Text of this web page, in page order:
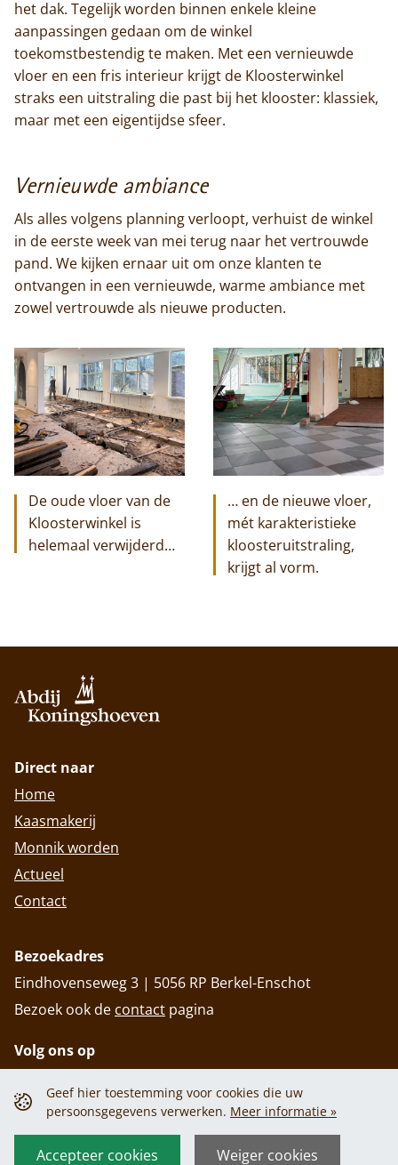
Home
Trappisten
Actueel
Monnik worden
Contact
Privacy policy Cookiebeleid
Geef hier toestemming voor cookies die uw
persoonsgegevens verwerken. Meer informatie »
Accepteer cookies Weiger cookies
het dak. Tegelijk worden binnen enkele kleine
aanpassingen gedaan om de winkel
toekomstbestendig te maken. Met een vernieuwde
vloer en een fris interieur krijgt de Kloosterwinkel
straks een uitstraling die past bij het klooster: klassiek,
maar met een eigentijdse sfeer.
Vernieuwde ambiance
Als alles volgens planning verloopt, verhuist de winkel
in de eerste week van mei terug naar het vertrouwde
pand. We kijken ernaar uit om onze klanten te
ontvangen in een vernieuwde, warme ambiance met
zowel vertrouwde als nieuwe producten.
De oude vloer van de
Kloosterwinkel is
helemaal verwijderd…
… en de nieuwe vloer,
mét karakteristieke
kloosteruitstraling,
krijgt al vorm.
Direct naar
Home
Kaasmakerij
Monnik worden
Actueel
Contact
Bezoekadres
Eindhovenseweg 3 | 5056 RP Berkel-Enschot
Bezoek ook de contact pagina
Volg ons op